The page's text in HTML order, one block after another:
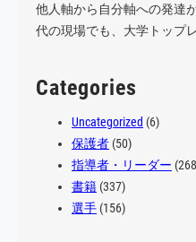
他人軸から自分軸への発達
代の現場でも、大学トップ
Categories
Uncategorized (6)
保護者 (50)
指導者・リーダー
書籍 (337)
選手 (156)